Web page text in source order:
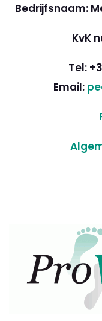
Bedrijfsnaam:
KvK
Tel:
Email: